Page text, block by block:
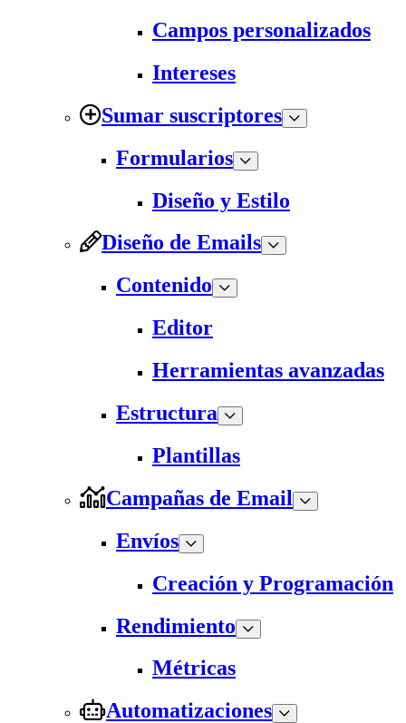
Campos personalizados
Intereses
Sumar suscriptores
Formularios
Diseño y Estilo
Diseño de Emails
Contenido
Editor
Herramientas avanzadas
Estructura
Plantillas
Campañas de Email
Envíos
Creación y Programación
Rendimiento
Métricas
Automatizaciones